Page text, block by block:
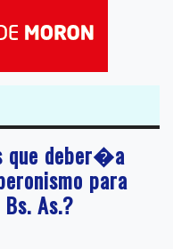
que deber�a
para
As.?